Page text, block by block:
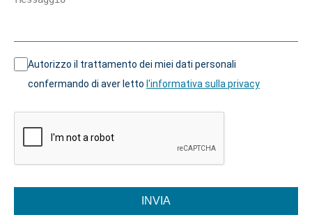
Autorizzo il trattamento dei miei dati personali
confermando di aver letto l'informativa sulla privacy
INVIA